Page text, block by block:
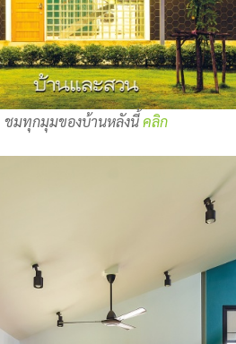
ชมทุกมุมของบ้านหลังนี้ คลิก